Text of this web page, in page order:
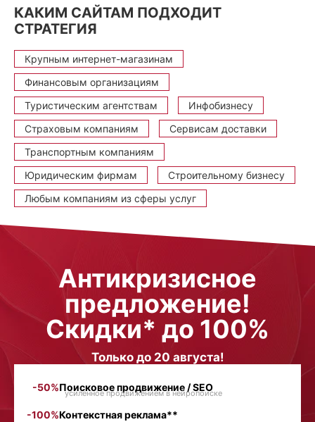
КАКИМ САЙТАМ ПОДХОДИТ
СТРАТЕГИЯ
Крупным интернет-магазинам
Финансовым организациям
Туристическим агентствам
Инфобизнесу
Страховым компаниям
Сервисам доставки
Транспортным компаниям
Юридическим фирмам
Строительному бизнесу
Любым компаниям из сферы услуг
Антикризисное
предложение!
Скидки* до 100%
Только до 20 августа!
-50%Поисковое продвижение / SEO
усиленное продвижением в нейропоиске
-100%Контекстная реклама**